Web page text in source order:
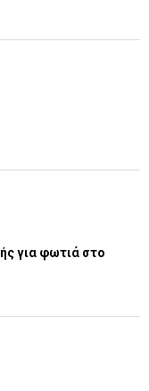
για φωτιά στο